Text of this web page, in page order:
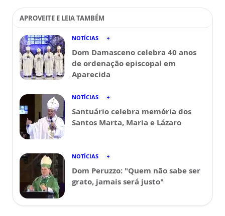
APROVEITE E LEIA TAMBÉM
NOTÍCIAS
Dom Damasceno celebra 40 anos
de ordenação episcopal em
Aparecida
NOTÍCIAS
Santuário celebra memória dos
Santos Marta, Maria e Lázaro
NOTÍCIAS
Dom Peruzzo: "Quem não sabe ser
grato, jamais será justo"